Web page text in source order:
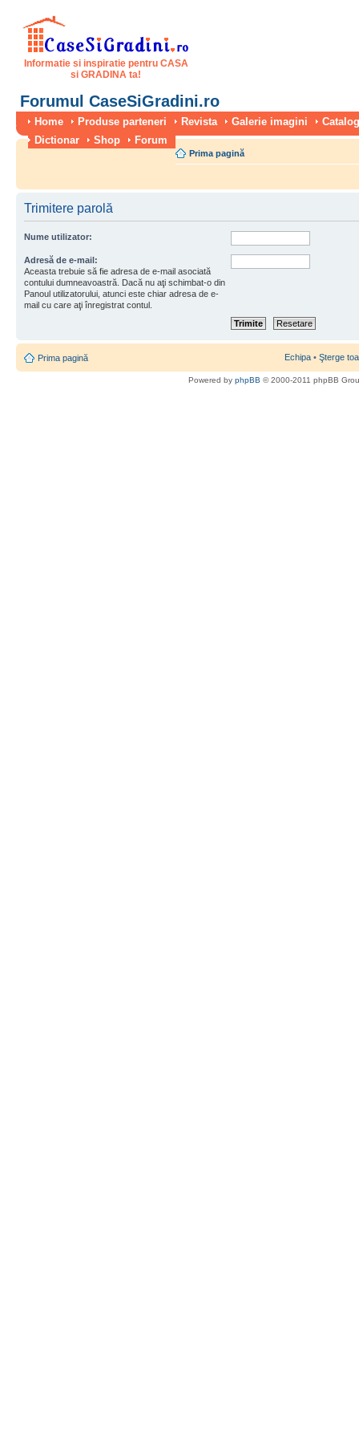
Informatie si inspiratie pentru CASA
si GRADINA ta!
Forumul CaseSiGradini.ro
Home Produse parteneri Revista Galerie imagini
Dictionar
Shop Forum
Prima pagină
Trimitere parolă
Nume utilizator:
Adresă de e-mail:
Aceasta trebuie să fie adresa de e-mail asociată
contului dumneavoastră. Dacă nu aţi schimbat-o din
Panoul utilizatorului, atunci este chiar adresa de e-
mail cu care aţi înregistrat contul.
Prima pagină Echipa • Şterge
Powered by phpBB © 2000-2011 phpBB